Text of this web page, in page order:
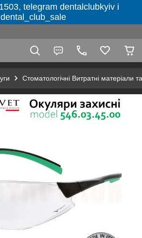
telegram dentalclubkyiv і
dental_club_sale
Стоматологічні Витратні матеріали